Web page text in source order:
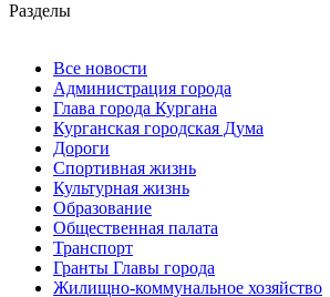
Разделы
Все новости
Администрация города
Глава города Кургана
Курганская городская Дума
Дороги
Спортивная жизнь
Культурная жизнь
Образование
Общественная палата
Транспорт
Гранты Главы города
Жилищно-коммунальное хозяйство